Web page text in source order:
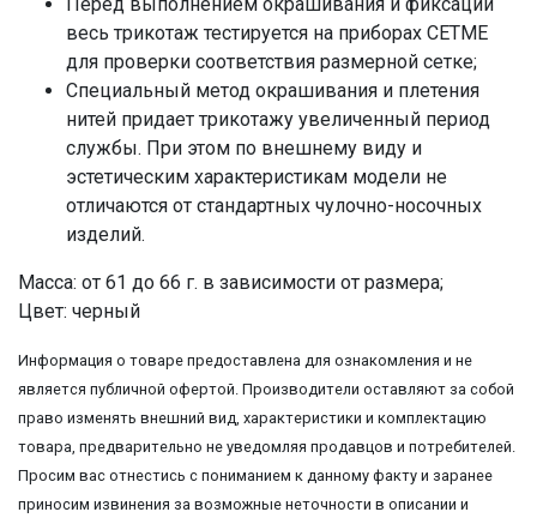
весь трикотаж тестируется на приборах CETME
для проверки соответствия размерной сетке;
Специальный метод окрашивания и плетения
нитей придает трикотажу увеличенный период
службы. При этом по внешнему виду и
эстетическим характеристикам модели не
отличаются от стандартных чулочно-носочных
изделий.
Масса: от 61 до 66 г. в зависимости от размера;
Цвет: черный
Информация о товаре предоставлена для ознакомления и не
является публичной офертой. Производители оставляют за собой
право изменять внешний вид, характеристики и комплектацию
товара, предварительно не уведомляя продавцов и потребителей.
Просим вас отнестись с пониманием к данному факту и заранее
приносим извинения за возможные неточности в описании и